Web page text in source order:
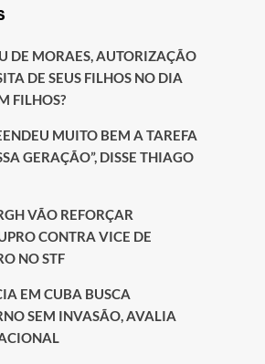
DE MORAES, AUTORIZAÇÃO
DE SEUS FILHOS NO DIA
FILHOS?
MUITO BEM A TAREFA
GERAÇÃO”, DISSE THIAGO
VÃO REFORÇAR
CONTRA VICE DE
NO STF
EM CUBA BUSCA
SEM INVASÃO, AVALIA